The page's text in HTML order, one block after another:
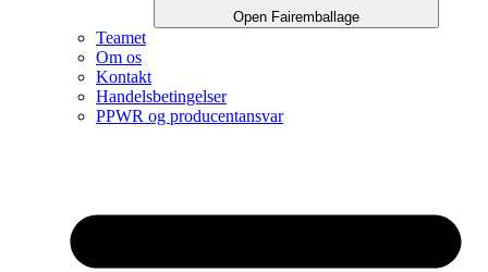
Open Fairemballage
Teamet
Om os
Kontakt
Handelsbetingelser
PPWR og producentansvar